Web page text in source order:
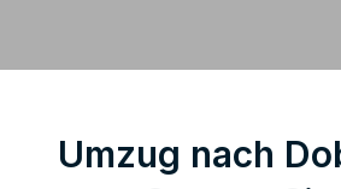
Umzug nach